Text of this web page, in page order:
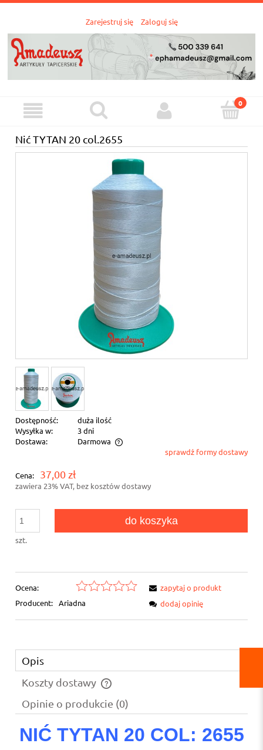
Zarejestruj się Zaloguj się
Nić TYTAN 20 col.2655
Dostępność:
duża ilość
Wysyłka w:
3 dni
Dostawa:
Darmowa
Cena nie zawiera ewentualnych kosztów płatnościsprawdź formy dostawy
Cena: 37,00 zł
zawiera 23% VAT, bez kosztów dostawy
szt.
do koszyka
Ocena:
Producent: Ariadna
zapytaj o produkt
dodaj opinię
Opis
Koszty dostawy
Cena nie zawiera ewentualnych kosztów płatności
Opinie o produkcie (0)
NIĆ TYTAN 20 COL: 2655